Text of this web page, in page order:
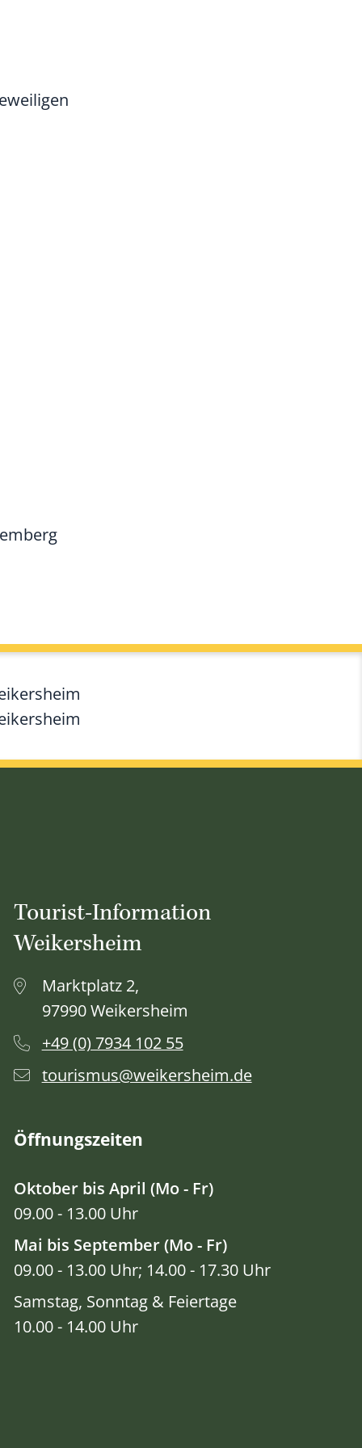
Tourist-Information
Weikersheim
Marktplatz 2,
97990 Weikersheim
+49 (0) 7934 102 55
tourismus@weikersheim.de
Öffnungszeiten
Oktober bis April (Mo - Fr)
09.00 - 13.00 Uhr
Mai bis September (Mo - Fr)
09.00 - 13.00 Uhr; 14.00 - 17.30 Uhr
Samstag, Sonntag & Feiertage
10.00 - 14.00 Uhr